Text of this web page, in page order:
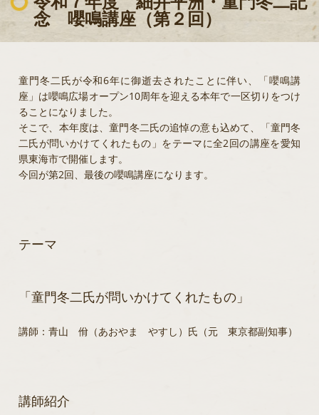
念 嚶鳴講座（第２回）
童門冬二氏が令和6年に御逝去されたことに伴い、「嚶鳴講
座」は嚶鳴広場オープン10周年を迎える本年で一区切りをつけ
ることになりました。
そこで、本年度は、童門冬二氏の追悼の意も込めて、「童門冬
二氏が問いかけてくれたもの」をテーマに全2回の講座を愛知
県東海市で開催します。
今回が第2回、最後の嚶鳴講座になります。
テーマ
「童門冬二氏が問いかけてくれたもの」
講師：青山 佾（あおやま やすし）氏（元 東京都副知事）
講師紹介